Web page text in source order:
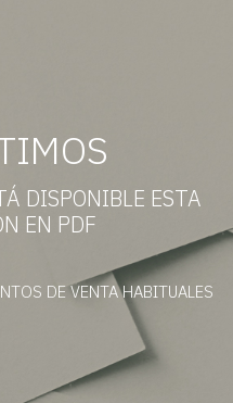
DISPONIBLE ESTA
EN PDF
DE VENTA HABITUALES